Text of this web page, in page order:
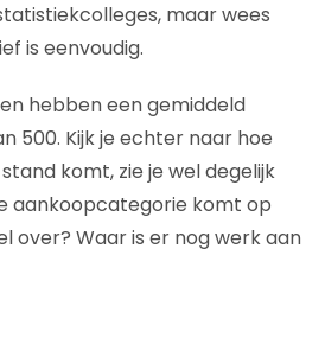
maar wees
f is eenvoudig.
hebben eengemiddeld
500. Kijk je echter naar hoe
komt, zie je wel degelijk
aankoopcategorie komt op
over? Waar is er nog werk aan